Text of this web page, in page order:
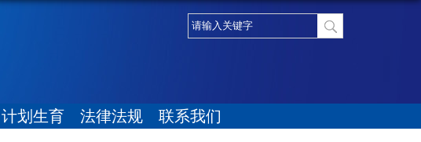
计划生育 法律法规 联系我们